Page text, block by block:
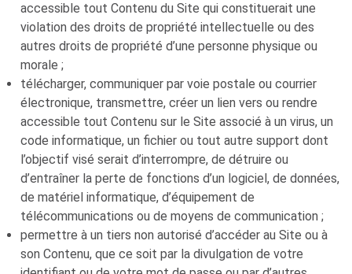
accessible tout Contenu du Site qui constituerait une
violation des droits de propriété intellectuelle ou des
autres droits de propriété d’une personne physique ou
morale ;
télécharger, communiquer par voie postale ou courrier
électronique, transmettre, créer un lien vers ou rendre
accessible tout Contenu sur le Site associé à un virus, un
code informatique, un fichier ou tout autre support dont
l’objectif visé serait d’interrompre, de détruire ou
d’entraîner la perte de fonctions d’un logiciel, de données,
de matériel informatique, d’équipement de
télécommunications ou de moyens de communication ;
permettre à un tiers non autorisé d’accéder au Site ou à
son Contenu, que ce soit par la divulgation de votre